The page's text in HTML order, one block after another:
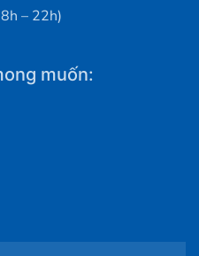
– 22h)
muốn: